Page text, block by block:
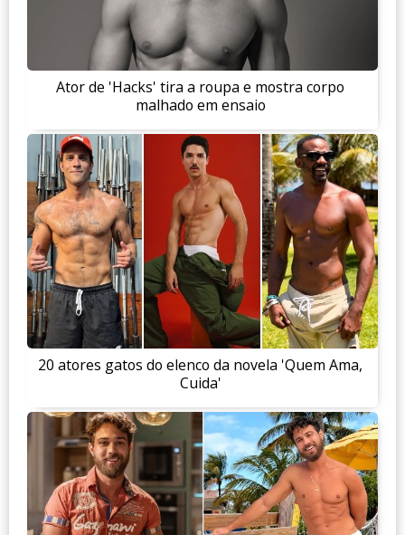
Ator de 'Hacks' tira a roupa e mostra corpo
malhado em ensaio
20 atores gatos do elenco da novela 'Quem Ama,
Cuida'